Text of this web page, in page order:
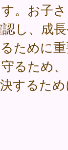
。お子
し、成
ために
るため
するた